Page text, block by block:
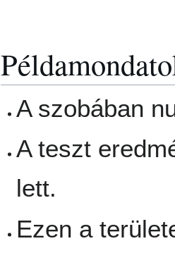
A szobában
A teszt
lett.
Ezen a